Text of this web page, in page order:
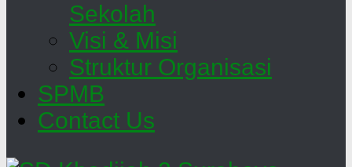
Sekolah
Visi & Misi
Struktur Organisasi
SPMB
Contact Us